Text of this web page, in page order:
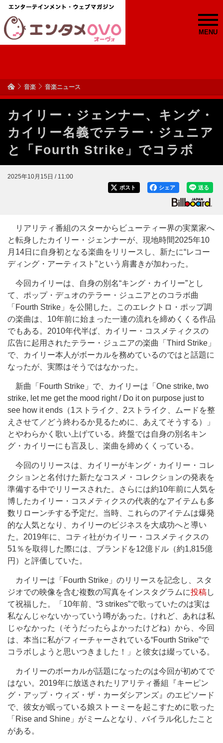
MENU
音楽 音楽ニュース
カイリー・ジェンナー、キング・
カイリー名義でテラー・ジュニア
と「Fourth Strike」でコラボ
2025年10月15日 / 11:00
送る
シェア
ポスト
リアリティ番組のスターからビューティー界の実業家へ
と転身したカイリー・ジェンナーが、現地時間2025年10
月14日に自身初となる楽曲をリリースし、新たに“レコー
ディング・アーティスト”という肩書きが加わった。
今回カイリーは、自身の別名“キング・カイリー”とし
て、ポップ・デュオのテラー・ジュニアとのコラボ曲
「Fourth Strike」を公開した。このエレクトロ・ポップ調
の楽曲は、10年前に始まった一連の流れを締めくくる作品
でもある。2010年代半ば、カイリー・コスメティクスの
広告に起用されたテラー・ジュニアの楽曲「Third Strike」
で、カイリー本人がボーカルを務めているのではと話題に
なったが、実際はそうではなかった。
新曲「Fourth Strike」で、カイリーは「One strike, two
strike, let me get the mood right / Do it on purpose just to
see how it ends（1ストライク、2ストライク、ムードを整
えさせて／どう終わるか見るために、あえてそうする）」
とやわらかく歌い上げている。終盤では自身の別名キン
グ・カイリーにも言及し、楽曲を締めくくっている。
今回のリリースは、カイリーがキング・カイリー・コレ
クションと名付けた新たなコスメ・コレクションの発表を
準備する中でリリースされた。さらには約10年前に人気を
博したカイリー・コスメティクスの代表的なアイテムも多
数リローンチする予定だ。当時、これらのアイテムは爆発
的な人気となり、カイリーのビジネスを大成功へと導い
た。2019年に、コティ社がカイリー・コスメティクスの
51％を取得した際には、ブランドを12億ドル（約1,815億
円）と評価していた。
カイリーは「Fourth Strike」のリリースを記念し、スタ
ジオでの映像を含む複数の写真をインスタグラムに投稿し
て祝福した。「10年前、“3 strikes”で歌っていたのは実は
私なんじゃないかっていう噂があった。けれど、あれは私
じゃなかった（そうだったらよかったけどね）から、今回
は、本当に私がフィーチャーされている“Fourth Strike”で
コラボしようと思いつきました！」と彼女は綴っている。
カイリーのボーカルが話題になったのは今回が初めてで
はない。2019年に放送されたリアリティ番組『キーピン
グ・アップ・ウィズ・ザ・カーダシアンズ』のエピソード
で、彼女が眠っている娘ストーミーを起こすために歌った
「Rise and Shine」がミームとなり、バイラル化したこと
がある。